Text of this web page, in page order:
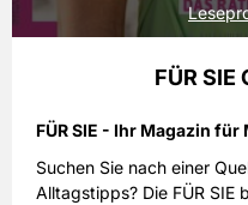
FÜR SIE
FÜR SIE - Ihr Magazin
Suchen Sie nach einer
Alltagstipps? Die FÜR SIE